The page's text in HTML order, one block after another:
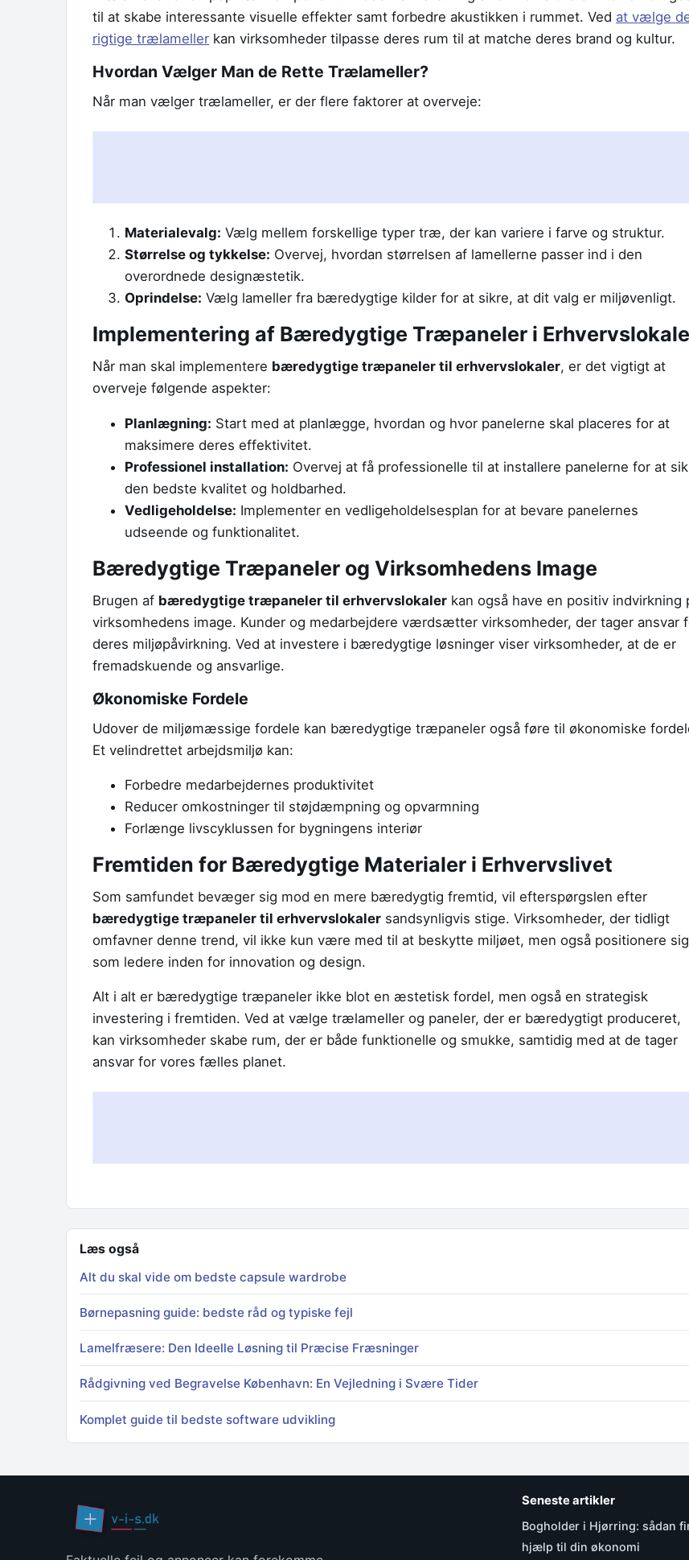
til at skabe interessante visuelle effekter samt forbedre akustikken i rummet. Ved at vælge
rigtige trælameller kan virksomheder tilpasse deres rum til at matche deres brand og kultur.
Hvordan Vælger Man de Rette Trælameller?
Når man vælger trælameller, er der flere faktorer at overveje:
Materialevalg: Vælg mellem forskellige typer træ, der kan variere i farve og struktur.
Størrelse og tykkelse: Overvej, hvordan størrelsen af lamellerne passer ind i den
overordnede designæstetik.
Oprindelse: Vælg lameller fra bæredygtige kilder for at sikre, at dit valg er miljøvenligt.
Implementering af Bæredygtige Træpaneler i
Når man skal implementere bæredygtige træpaneler til erhvervslokaler, er det vigtigt at
overveje følgende aspekter:
Planlægning: Start med at planlægge, hvordan og hvor panelerne skal placeres for at
maksimere deres effektivitet.
Professionel installation: Overvej at få professionelle til at installere panelerne for at
den bedste kvalitet og holdbarhed.
Vedligeholdelse: Implementer en vedligeholdelsesplan for at bevare panelernes
udseende og funktionalitet.
Bæredygtige Træpaneler og Virksomhedens Image
Brugen af bæredygtige træpaneler til erhvervslokaler kan også have en positiv indvirkning
virksomhedens image. Kunder og medarbejdere værdsætter virksomheder, der tager ansvar
deres miljøpåvirkning. Ved at investere i bæredygtige løsninger viser virksomheder, at de er
fremadskuende og ansvarlige.
Økonomiske Fordele
Udover de miljømæssige fordele kan bæredygtige træpaneler også føre til økonomiske
Et velindrettet arbejdsmiljø kan:
Forbedre medarbejdernes produktivitet
Reducer omkostninger til støjdæmpning og opvarmning
Forlænge livscyklussen for bygningens interiør
Fremtiden for Bæredygtige Materialer i Erhvervslivet
Som samfundet bevæger sig mod en mere bæredygtig fremtid, vil efterspørgslen efter
bæredygtige træpaneler til erhvervslokaler sandsynligvis stige. Virksomheder, der tidligt
omfavner denne trend, vil ikke kun være med til at beskytte miljøet, men også positionere sig
som ledere inden for innovation og design.
Alt i alt er bæredygtige træpaneler ikke blot en æstetisk fordel, men også en strategisk
investering i fremtiden. Ved at vælge trælameller og paneler, der er bæredygtigt produceret,
kan virksomheder skabe rum, der er både funktionelle og smukke, samtidig med at de tager
ansvar for vores fælles planet.
Læs også
Alt du skal vide om bedste capsule wardrobe
Børnepasning guide: bedste råd og typiske fejl
Lamelfræsere: Den Ideelle Løsning til Præcise Fræsninger
Rådgivning ved Begravelse København: En Vejledning i Svære Tider
Komplet guide til bedste software udvikling
Seneste artikler
Bogholder i Hjørring: sådan
hjælp til din økonomi